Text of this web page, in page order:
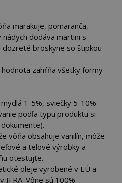
marakuje, pomaranča,
nádych dodáva martini s
dozreté broskyne so štipkou
zahŕňa všetky formy
1-5%, sviečky 5-10%
podľa typu produktu si
vôňa obsahuje vanilín, môže
a telové výrobky a
otestujte.
oleje vyrobené v EÚ a
IFRA. Vône sú 100%